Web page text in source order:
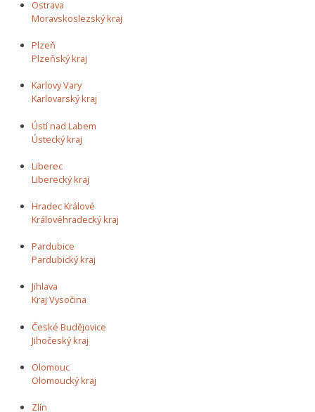
Ostrava
Moravskoslezský kraj
Plzeň
Plzeňský kraj
Karlovy Vary
Karlovarský kraj
Ústí nad Labem
Ústecký kraj
Liberec
Liberecký kraj
Hradec Králové
Královéhradecký kraj
Pardubice
Pardubický kraj
Jihlava
Kraj Vysočina
České Budějovice
Jihočeský kraj
Olomouc
Olomoucký kraj
Zlín